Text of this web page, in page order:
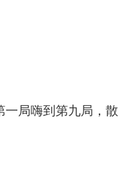
一局嗨到第九局，散